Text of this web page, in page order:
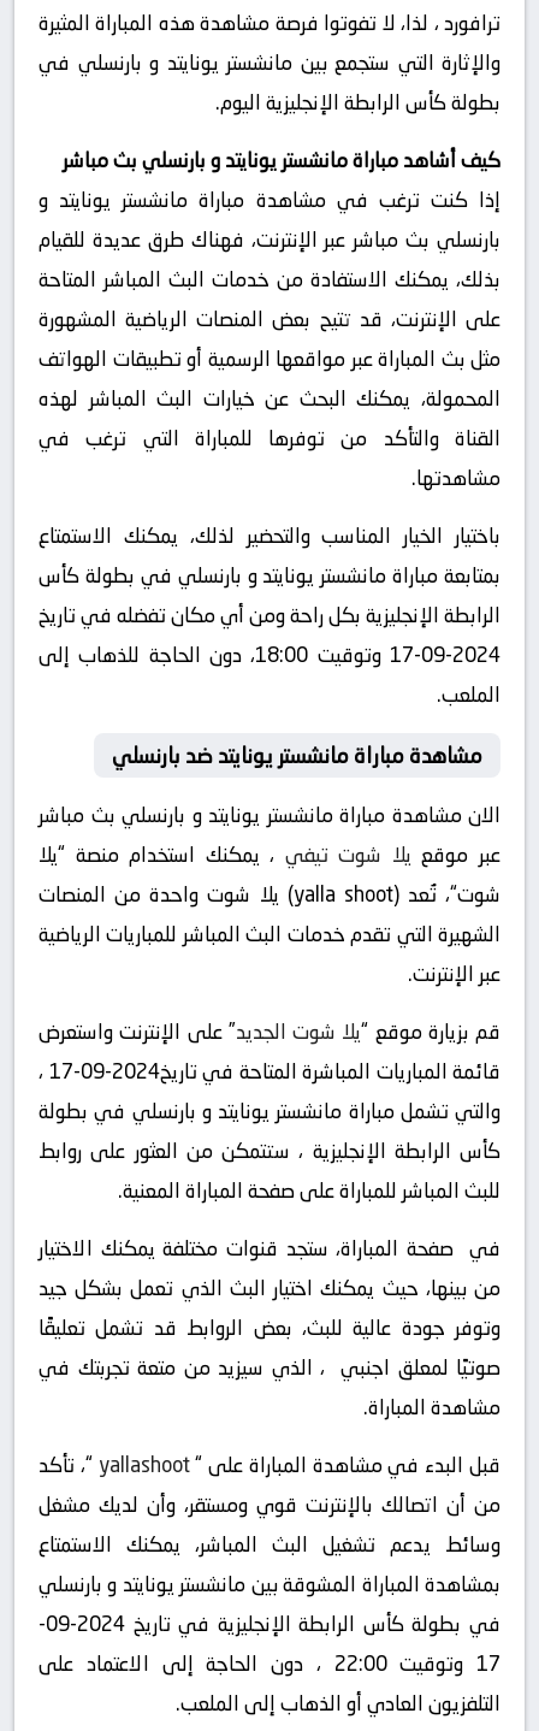
ترافورد ، لذا، لا تفوتوا فرصة مشاهدة هذه المباراة المثيرة
والإثارة التي ستجمع بين مانشستر يونايتد و بارنسلي في
بطولة كأس الرابطة الإنجليزية اليوم.
كيف أشاهد مباراة مانشستر يونايتد و بارنسلي بث مباشر
إذا كنت ترغب في مشاهدة مباراة مانشستر يونايتد و
بارنسلي بث مباشر عبر الإنترنت، فهناك طرق عديدة للقيام
بذلك، يمكنك الاستفادة من خدمات البث المباشر المتاحة
على الإنترنت، قد تتيح بعض المنصات الرياضية المشهورة
مثل بث المباراة عبر مواقعها الرسمية أو تطبيقات الهواتف
المحمولة، يمكنك البحث عن خيارات البث المباشر لهذه
القناة والتأكد من توفرها للمباراة التي ترغب في
مشاهدتها.
باختيار الخيار المناسب والتحضير لذلك، يمكنك الاستمتاع
بمتابعة مباراة مانشستر يونايتد و بارنسلي في بطولة كأس
الرابطة الإنجليزية بكل راحة ومن أي مكان تفضله في تاريخ
2024-09-17 وتوقيت 18:00، دون الحاجة للذهاب إلى
الملعب.
مشاهدة مباراة مانشستر يونايتد ضد بارنسلي
الان مشاهدة مباراة مانشستر يونايتد و بارنسلي بث مباشر
عبر موقع يلا شوت تيفي ، يمكنك استخدام منصة “يلا
شوت“، تُعد (yalla shoot) يلا شوت واحدة من المنصات
الشهيرة التي تقدم خدمات البث المباشر للمباريات الرياضية
عبر الإنترنت.
قم بزيارة موقع “يلا شوت الجديد” على الإنترنت واستعرض
قائمة المباريات المباشرة المتاحة في تاريخ2024-09-17 ،
والتي تشمل مباراة مانشستر يونايتد و بارنسلي في بطولة
كأس الرابطة الإنجليزية ، ستتمكن من العثور على روابط
للبث المباشر للمباراة على صفحة المباراة المعنية.
في صفحة المباراة، ستجد قنوات مختلفة يمكنك الاختيار
من بينها، حيث يمكنك اختيار البث الذي تعمل بشكل جيد
وتوفر جودة عالية للبث، بعض الروابط قد تشمل تعليقًا
صوتيًا لمعلق اجنبي ، الذي سيزيد من متعة تجربتك في
مشاهدة المباراة.
قبل البدء في مشاهدة المباراة على “yallashoot
“، تأكد
من أن اتصالك بالإنترنت قوي ومستقر، وأن لديك مشغل
وسائط يدعم تشغيل البث المباشر، يمكنك الاستمتاع
بمشاهدة المباراة المشوقة بين مانشستر يونايتد و بارنسلي
في بطولة كأس الرابطة الإنجليزية في تاريخ 2024-09-
17 وتوقيت 22:00 ، دون الحاجة إلى الاعتماد على
التلفزيون العادي أو الذهاب إلى الملعب.